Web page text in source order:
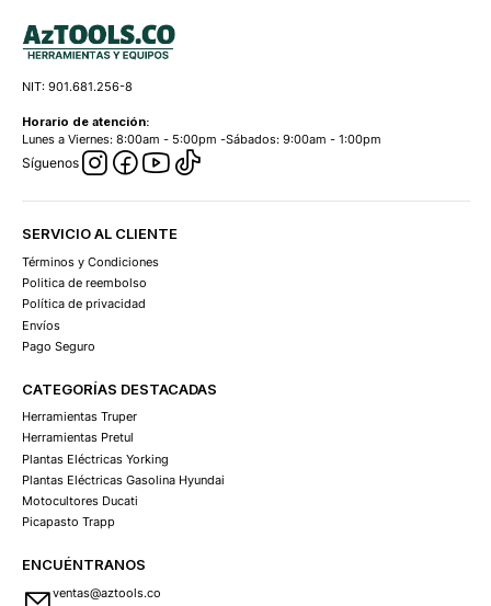
NIT: 901.681.256-8
Horario de atención:
Lunes a Viernes: 8:00am - 5:00pm -Sábados: 9:00am - 1:00pm
Síguenos
SERVICIO AL CLIENTE
Términos y Condiciones
Politica de reembolso
Política de privacidad
Envíos
Pago Seguro
CATEGORÍAS DESTACADAS
Herramientas Truper
Herramientas Pretul
Plantas Eléctricas Yorking
Plantas Eléctricas Gasolina Hyundai
Motocultores Ducati
Picapasto Trapp
ENCUÉNTRANOS
ventas@aztools.co